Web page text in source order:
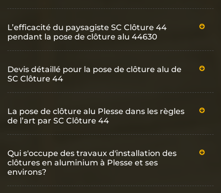
L’efficacité du paysagiste SC Clôture 44
pendant la pose de clôture alu 44630
Devis détaillé pour la pose de clôture alu de
SC Clôture 44
La pose de clôture alu Plesse dans les règles
de l’art par SC Clôture 44
Qui s'occupe des travaux d'installation des
clôtures en aluminium à Plesse et ses
environs?